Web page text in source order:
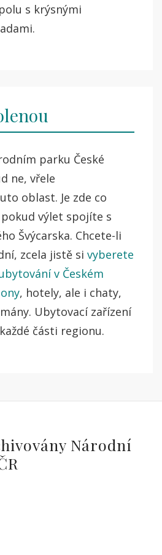
s krýsnými
parku České
ne, vřele
oblast. Je zde co
výlet spojíte s
Švýcarska. Chcete-li
zcela jistě si vyberete
v Českém
, hotely, ale i chaty,
Ubytovací zařízení
části regionu.
Národní